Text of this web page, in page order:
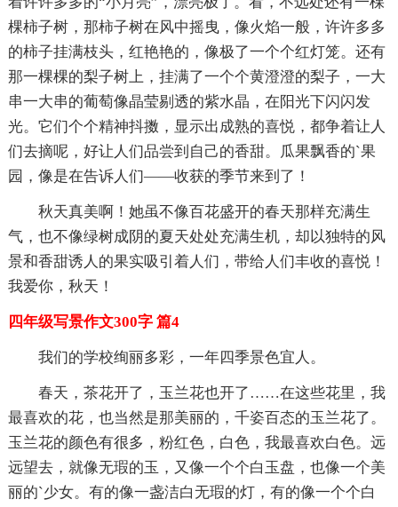
棵柿子树，那柿子树在风中摇曳，像火焰一般，许许多多
的柿子挂满枝头，红艳艳的，像极了一个个红灯笼。还有
那一棵棵的梨子树上，挂满了一个个黄澄澄的梨子，一大
串一大串的葡萄像晶莹剔透的紫水晶，在阳光下闪闪发
光。它们个个精神抖擞，显示出成熟的喜悦，都争着让人
们去摘呢，好让人们品尝到自己的香甜。瓜果飘香的`果
园，像是在告诉人们——收获的季节来到了！
秋天真美啊！她虽不像百花盛开的春天那样充满生
气，也不像绿树成阴的夏天处处充满生机，却以独特的风
景和香甜诱人的果实吸引着人们，带给人们丰收的喜悦！
我爱你，秋天！
四年级写景作文300字 篇4
我们的学校绚丽多彩，一年四季景色宜人。
春天，茶花开了，玉兰花也开了……在这些花里，我
最喜欢的花，也当然是那美丽的，千姿百态的玉兰花了。
玉兰花的颜色有很多，粉红色，白色，我最喜欢白色。远
远望去，就像无瑕的玉，又像一个个白玉盘，也像一个美
丽的`少女。有的像一盏洁白无瑕的灯，有的像一个个白